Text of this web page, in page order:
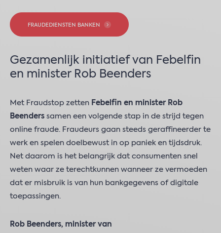
FRAUDEDIENSTEN BANKEN
Gezamenlijk initiatief van Febelfin
en minister Rob Beenders
Met Fraudstop zetten Febelfin en minister Rob
Beenders samen een volgende stap in de strijd tegen
online fraude. Fraudeurs gaan steeds geraffineerder te
werk en spelen doelbewust in op paniek en tijdsdruk.
Net daarom is het belangrijk dat consumenten snel
weten waar ze terechtkunnen wanneer ze vermoeden
dat er misbruik is van hun bankgegevens of digitale
toepassingen.
Rob Beenders, minister van